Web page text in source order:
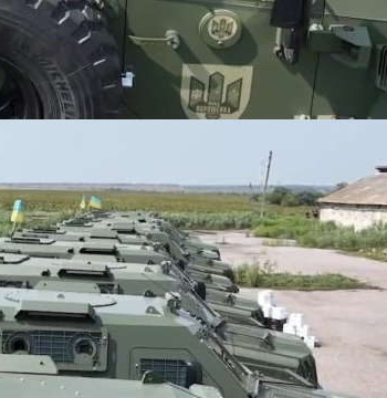
моих комментариев.